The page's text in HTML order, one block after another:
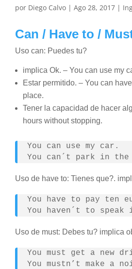
por Diego Calvo |Ago 28, 2017 |
Can / Have to /
Uso can: Puedes tu?
implica Ok. – You can use my
Estar permitido. – You can
place.
Tener la capacidad de hacer
hours without stopping.
You can use my car.
You can´t park in
Uso de have to: Tienes que?.
You have to pay ten
You haven´t to speak
Uso de must: Debes tu? implica
You must get a new
You mustn’t make a